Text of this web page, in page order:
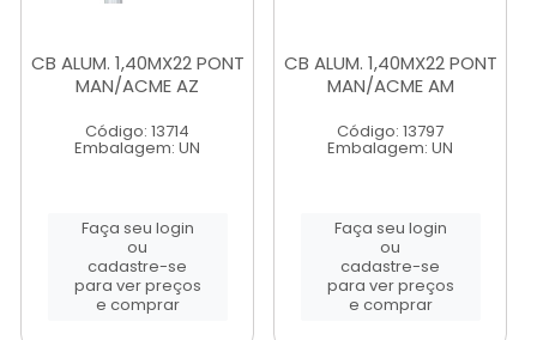
CB ALUM. 1,40MX22 PONT
MAN/ACME AZ
Código: 13714
Embalagem: UN
Faça seu login
ou
cadastre-se
para ver preços
e comprar
CB ALUM. 1,40MX22 PONT
MAN/ACME AM
Código: 13797
Embalagem: UN
Faça seu login
ou
cadastre-se
para ver preços
e comprar